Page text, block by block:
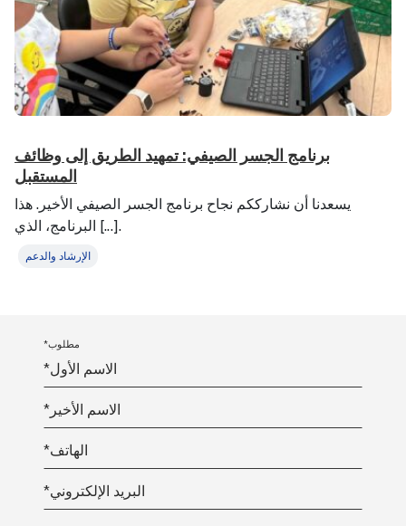
برنامج الجسر الصيفي: تمهيد الطريق إلى وظائف
المستقبل
يسعدنا أن نشارككم نجاح برنامج الجسر الصيفي الأخير. هذا
البرنامج، الذي [...].
الإرشاد والدعم
*مطلوب
*الاسم الأول
*الاسم الأخير
*الهاتف
*البريد الإلكتروني